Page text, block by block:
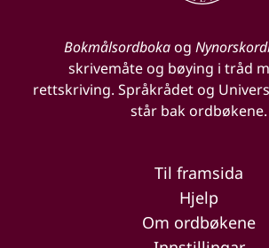
Bokmålsordbokaog
skrivemåte og bøying i tråd
rettskriving. Språkrådet og
står bak ordbøkene.
Til framsida
Hjelp
Om ordbøkene